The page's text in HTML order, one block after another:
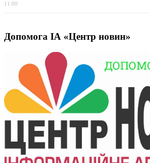
11:00
Допомога ІА «Центр новин»